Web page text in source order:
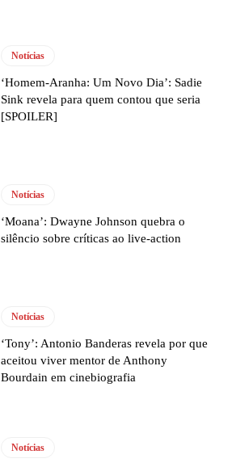
Notícias
‘Homem-Aranha: Um Novo Dia’: Sadie
Sink revela para quem contou que seria
[SPOILER]
Notícias
‘Moana’: Dwayne Johnson quebra o
silêncio sobre críticas ao live-action
Notícias
‘Tony’: Antonio Banderas revela por que
aceitou viver mentor de Anthony
Bourdain em cinebiografia
Notícias